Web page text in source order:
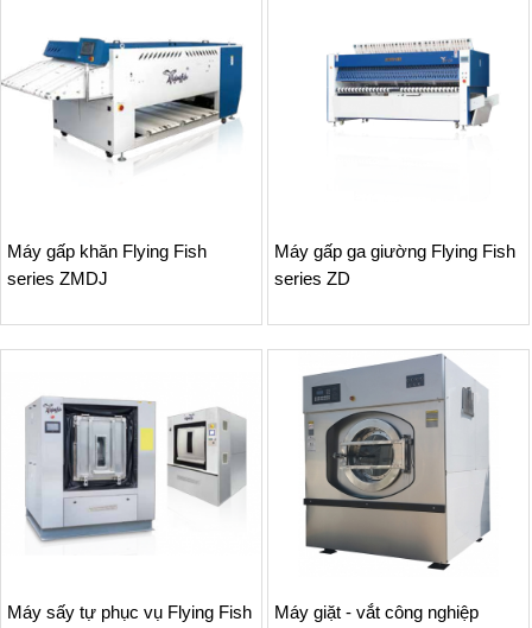
Máy gấp khăn Flying Fish
series ZMDJ
Máy gấp ga giường Flying Fish
series ZD
Máy sấy tự phục vụ Flying Fish
Máy giặt - vắt công nghiệp